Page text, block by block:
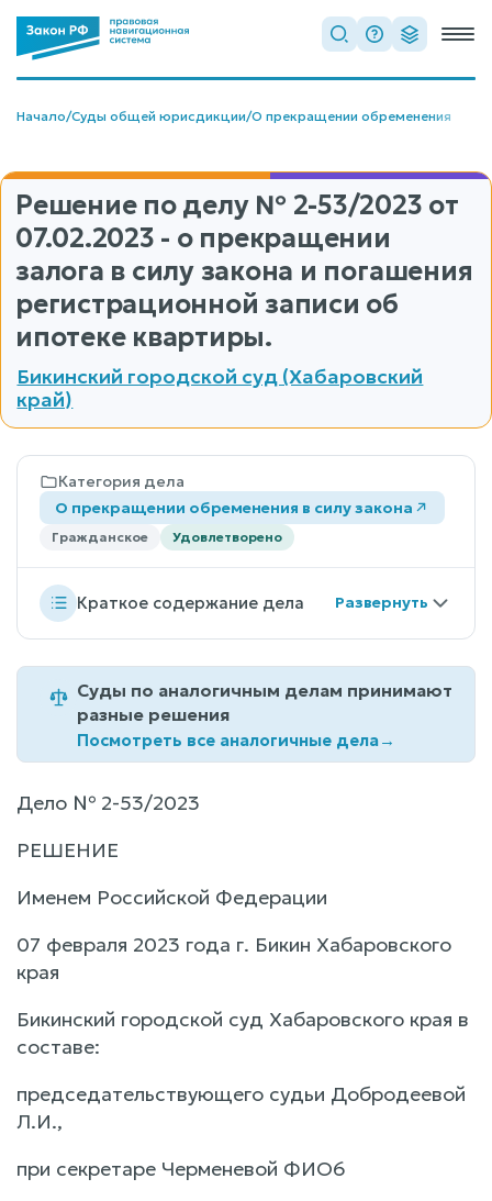
Начало/Суды общей юрисдикции/О прекращении обременения
Решение по делу № 2-53/2023 от
07.02.2023 - о прекращении
залога в силу закона и погашения
регистрационной записи об
ипотеке квартиры.
Бикинский городской суд (Хабаровский
край)
Категория дела
О прекращении обременения в силу закона
Гражданское Удовлетворено
Краткое содержание дела
Суды по аналогичным делам принимают
разные решения
Посмотреть все аналогичные дела→
Дело № 2-53/2023
РЕШЕНИЕ
Именем Российской Федерации
07 февраля 2023 года г. Бикин Хабаровского
края
Бикинский городской суд Хабаровского края в
составе:
председательствующего судьи Добродеевой
Л.И.,
при секретаре Черменевой ФИО6